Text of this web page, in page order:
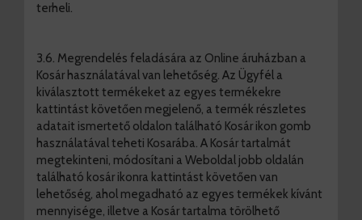
terheli.
3.6. Megrendelés feladására az Online áruházban a
Kosár használatával van lehetőség. Az Ügyfél a
kiválasztott termékeket az egyes termékekre
kattintást követően megjelenő, a termék részletes
adatait ismertető oldalon található Kosár ikon gomb
használatával teheti Kosarába. A Kosár tartalmát
megtekinteni, módosítani a Weboldal jobb oldalán
található kosár ikonra kattintást követően van
lehetőség, ahol megadható az egyes termékek kívánt
mennyisége, illetve a Kosár tartalma törölhető